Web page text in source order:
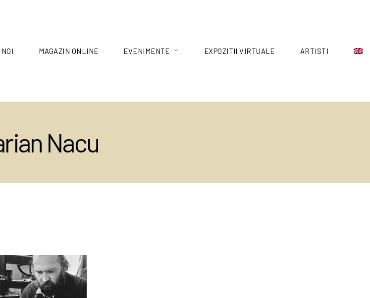
MAGAZIN ONLINE EVENIMENTE EXPOZITII VIRTUALE ARTISTI
Nacu